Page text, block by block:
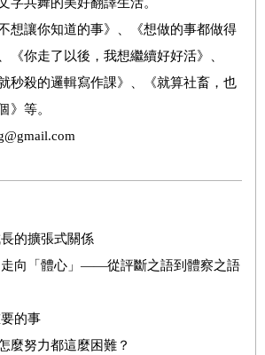
想讓你知道的事》、《想做的事都做得
《你走了以後，我想繼續好好活》、
秒殺的邏輯寫作課》、《就算社畜，也
》等。
的擴張式關係
向「體心」——從評斷之語到體察之語
的事
麼努力都這麼困難？